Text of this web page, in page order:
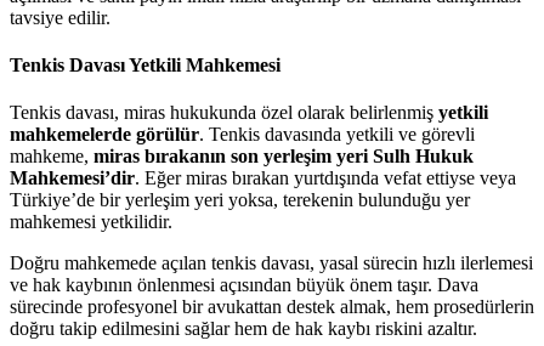
tavsiye edilir.
Tenkis Davası Yetkili Mahkemesi
Tenkis davası, miras hukukunda özel olarak belirlenmiş yetkili
mahkemelerde görülür. Tenkis davasında yetkili ve görevli
mahkeme, miras bırakanın son yerleşim yeri Sulh Hukuk
Mahkemesi’dir. Eğer miras bırakan yurtdışında vefat ettiyse veya
Türkiye’de bir yerleşim yeri yoksa, terekenin bulunduğu yer
mahkemesi yetkilidir.
Doğru mahkemede açılan tenkis davası, yasal sürecin hızlı ilerlemesi
ve hak kaybının önlenmesi açısından büyük önem taşır. Dava
sürecinde profesyonel bir avukattan destek almak, hem prosedürlerin
doğru takip edilmesini sağlar hem de hak kaybı riskini azaltır.